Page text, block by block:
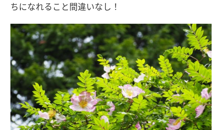
ちになれること間違いなし！